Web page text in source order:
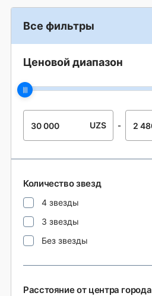
Все фильтры
Ценовой диапазон
UZS -
Количество звезд
4 звезды
3 звезды
Без звезды
Расстояние от центра города